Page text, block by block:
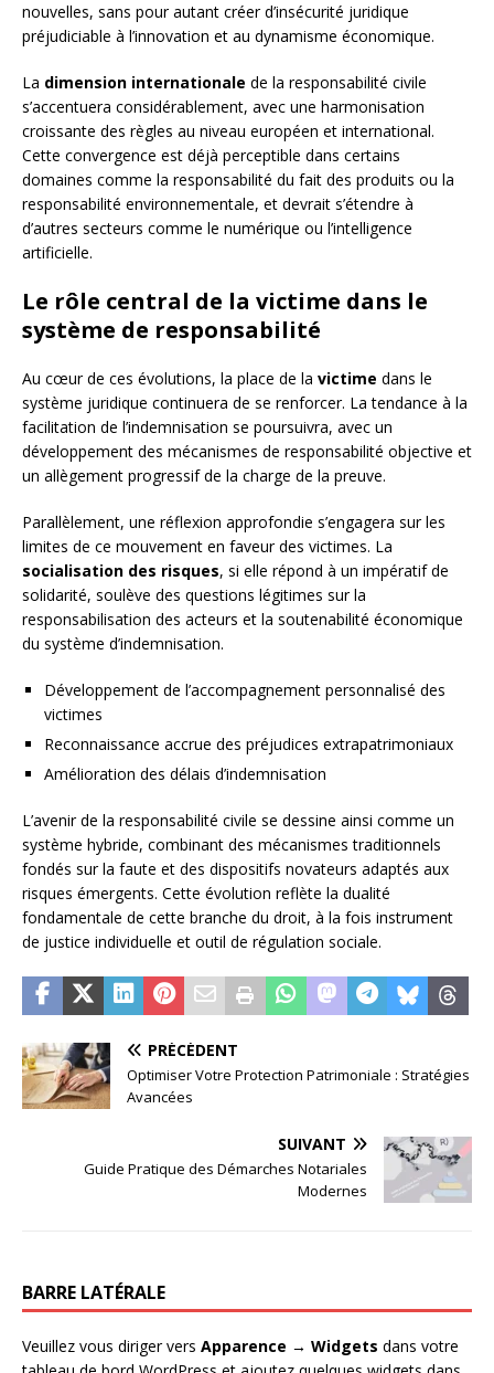
nouvelles, sans pour autant créer d’insécurité juridique
préjudiciable à l’innovation et au dynamisme économique.
La dimension internationale de la responsabilité civile
s’accentuera considérablement, avec une harmonisation
croissante des règles au niveau européen et international.
Cette convergence est déjà perceptible dans certains
domaines comme la responsabilité du fait des produits ou la
responsabilité environnementale, et devrait s’étendre à
d’autres secteurs comme le numérique ou l’intelligence
artificielle.
Le rôle central de la victime dans le
système de responsabilité
Au cœur de ces évolutions, la place de la victime dans le
système juridique continuera de se renforcer. La tendance à la
facilitation de l’indemnisation se poursuivra, avec un
développement des mécanismes de responsabilité objective et
un allègement progressif de la charge de la preuve.
Parallèlement, une réflexion approfondie s’engagera sur les
limites de ce mouvement en faveur des victimes. La
socialisation des risques, si elle répond à un impératif de
solidarité, soulève des questions légitimes sur la
responsabilisation des acteurs et la soutenabilité économique
du système d’indemnisation.
Développement de l’accompagnement personnalisé des
victimes
Reconnaissance accrue des préjudices extrapatrimoniaux
Amélioration des délais d’indemnisation
L’avenir de la responsabilité civile se dessine ainsi comme un
système hybride, combinant des mécanismes traditionnels
fondés sur la faute et des dispositifs novateurs adaptés aux
risques émergents. Cette évolution reflète la dualité
fondamentale de cette branche du droit, à la fois instrument
de justice individuelle et outil de régulation sociale.
PRÉCÉDENT
Optimiser Votre Protection Patrimoniale : Stratégies
Avancées
SUIVANT
Guide Pratique des Démarches Notariales
Modernes
BARRE LATÉRALE
Veuillez vous diriger vers Apparence → Widgets dans votre